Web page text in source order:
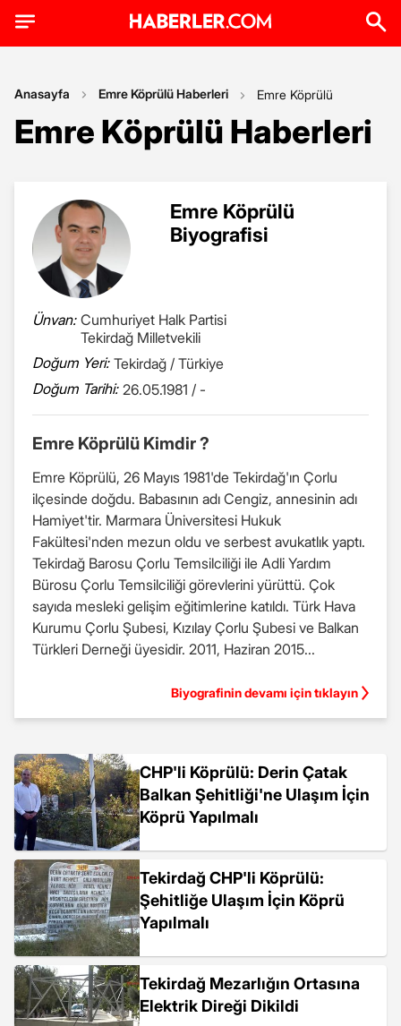
Anasayfa Emre Köprülü Haberleri Emre Köprülü
Emre Köprülü Haberleri
Emre Köprülü
Biyografisi
Ünvan: Cumhuriyet Halk Partisi
Tekirdağ Milletvekili
Doğum Yeri: Tekirdağ / Türkiye
Doğum Tarihi: 26.05.1981 / -
Emre Köprülü Kimdir ?
Emre Köprülü, 26 Mayıs 1981'de Tekirdağ'ın Çorlu
ilçesinde doğdu. Babasının adı Cengiz, annesinin adı
Hamiyet'tir. Marmara Üniversitesi Hukuk
Fakültesi'nden mezun oldu ve serbest avukatlık yaptı.
Tekirdağ Barosu Çorlu Temsilciliği ile Adli Yardım
Bürosu Çorlu Temsilciliği görevlerini yürüttü. Çok
sayıda mesleki gelişim eğitimlerine katıldı. Türk Hava
Kurumu Çorlu Şubesi, Kızılay Çorlu Şubesi ve Balkan
Türkleri Derneği üyesidir. 2011, Haziran 2015...
Biyografinin devamı için tıklayın
CHP'li Köprülü: Derin Çatak
Balkan Şehitliği'ne Ulaşım İçin
Köprü Yapılmalı
Tekirdağ CHP'li Köprülü:
Şehitliğe Ulaşım İçin Köprü
Yapılmalı
Tekirdağ Mezarlığın Ortasına
Elektrik Direği Dikildi